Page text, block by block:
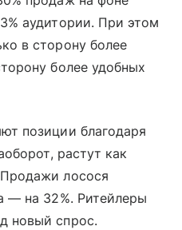
аудитории. При этом
в сторону более
более удобных
позиции благодаря
растут как
лосося
— на 32%. Ритейлеры
новый спрос.